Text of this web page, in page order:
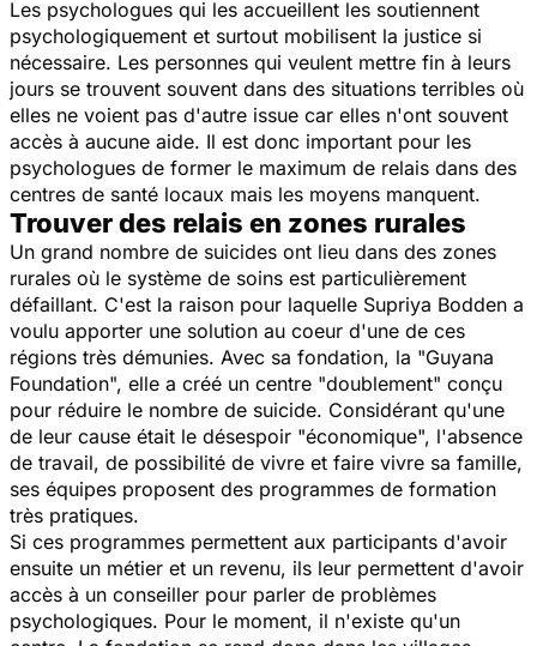
Les psychologues qui les accueillent les soutiennent
psychologiquement et surtout mobilisent la justice si
nécessaire. Les personnes qui veulent mettre fin à leurs
jours se trouvent souvent dans des situations terribles où
elles ne voient pas d'autre issue car elles n'ont souvent
accès à aucune aide. Il est donc important pour les
psychologues de former le maximum de relais dans des
centres de santé locaux mais les moyens manquent.
Trouver des relais en zones rurales
Un grand nombre de suicides ont lieu dans des zones
rurales où le système de soins est particulièrement
défaillant. C'est la raison pour laquelle Supriya Bodden a
voulu apporter une solution au coeur d'une de ces
régions très démunies. Avec sa fondation, la "Guyana
Foundation", elle a créé un centre "doublement" conçu
pour réduire le nombre de suicide. Considérant qu'une
de leur cause était le désespoir "économique", l'absence
de travail, de possibilité de vivre et faire vivre sa famille,
ses équipes proposent des programmes de formation
très pratiques.
Si ces programmes permettent aux participants d'avoir
ensuite un métier et un revenu, ils leur permettent d'avoir
accès à un conseiller pour parler de problèmes
psychologiques. Pour le moment, il n'existe qu'un